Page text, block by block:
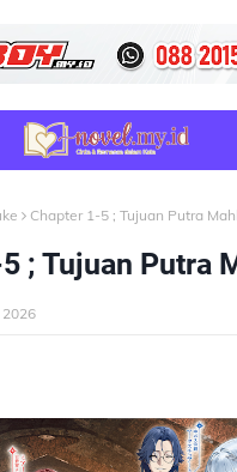
Chapter 1-5 ; Tujuan Putra
; Tujuan Putra
2026